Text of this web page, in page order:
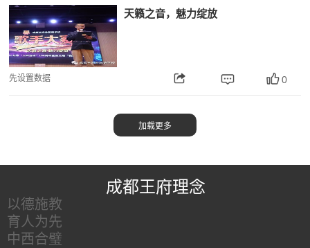
天籁之音，魅力绽放
先设置数据 0
成都王府理念
以德施教
育人为先
中西合璧